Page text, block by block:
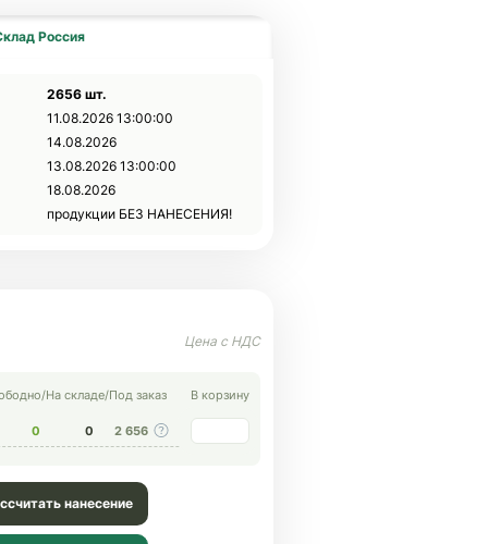
Россия
2656 шт.
11.08.2026 13:00:00
14.08.2026
13.08.2026 13:00:00
18.08.2026
продукции БЕЗ НАНЕСЕНИЯ!
/На складе/Под заказ В корзину
0 0 2 656
нанесение